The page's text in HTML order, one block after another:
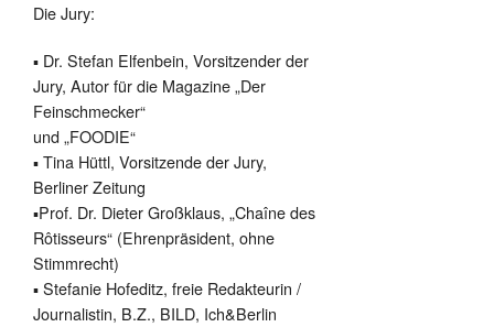
Die Jury:
▪ Dr. Stefan Elfenbein, Vorsitzender der
Jury, Autor für die Magazine „Der
Feinschmecker“
und „FOODIE“
▪ Tina Hüttl, Vorsitzende der Jury,
Berliner Zeitung
▪Prof. Dr. Dieter Großklaus, „Chaîne des
Rôtisseurs“ (Ehrenpräsident, ohne
Stimmrecht)
▪ Stefanie Hofeditz, freie Redakteurin /
Journalistin, B.Z., BILD, Ich&Berlin